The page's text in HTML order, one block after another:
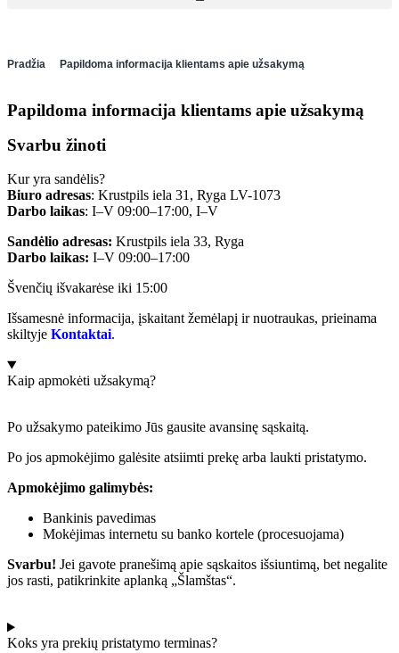
Pradžia Papildoma informacija klientams apie užsakymą
Papildoma informacija klientams apie užsakymą
Svarbu žinoti
Kur yra sandėlis?
Biuro adresas: Krustpils iela 31, Ryga LV-1073
Darbo laikas: I–V 09:00–17:00, I–V
Sandėlio adresas: Krustpils iela 33, Ryga
Darbo laikas: I–V 09:00–17:00
Švenčių išvakarėse iki 15:00
Išsamesnė informacija, įskaitant žemėlapį ir nuotraukas, prieinama
skiltyje Kontaktai.
Kaip apmokėti užsakymą?
Po užsakymo pateikimo Jūs gausite avansinę sąskaitą.
Po jos apmokėjimo galėsite atsiimti prekę arba laukti pristatymo.
Apmokėjimo galimybės:
Bankinis pavedimas
Mokėjimas internetu su banko kortele (procesuojama)
Svarbu! Jei gavote pranešimą apie sąskaitos išsiuntimą, bet negalite
jos rasti, patikrinkite aplanką „Šlamštas“.
Koks yra prekių pristatymo terminas?